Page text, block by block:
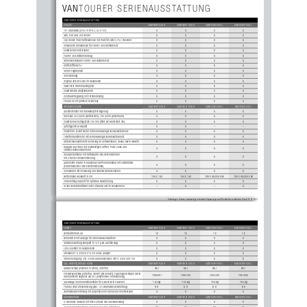
VANTOURER SERIENAUSSTATTUNG
Chassis
VANT ourer 540 D VANT ourer 600 D VANT ourer 600 L
VANTourer 630 L
15"-Stahlräder (215/70 R15 C; 6J X 15")
X X X
X
ABS, ESP, ASR, Hill Holder
X X X
X
Cup Holder in der Mittelkonsole mit Platz für zwei 0,75-l-Flaschen
X X X
X
Verkleidete Drehkonsole für Fahrer- und Beifahrersitz
X X X
X
Elektrische Fensterheber
X X X
X
Fahrer- und Beifahrerairbag
X X X
X
Höhenverstellbarer Fahrer- und Beifahrersitz
X X X
X
Kraftstofftank  75 l
X X X
X
Serien-Tagfahrlicht
X X X
X
Servolenkung
X X X
X
Original Verzurr-Ösen im Heckboden
X X X
X
VANTourer Fahrerhausteppich
X X X
X
Elektronische Wegfahrsperre
X X X
X
Zentralverriegelung mit Fernbedienung
X X X
X
Fix and Go Kit (anstelle Ersatzrad)
X X X
X
Wohnen/Schlafen
VANT ourer 540 D VANT ourer 600 D VANT ourer 600 L
VANTourer 630 L
Ausstellfenster mit Druckknopfverriegelung
X X X
X
Dachluke  40 x 40 cm  (Bettbereich),  70 x 50 cm  (Wohnraum)
X X X
X
Elektrische Einstiegsstufe 700 mm (fährt bei Motorstart ein) X X X
X
Aufstiegshilfe Heckbett
X X –
–
Plastoform-Isolierfenster mit Verdunkelungsrollo/Moskitoschutz
X X X
X
Toilettenraumfenster mit Verdunkelungsrollo/Moskitoschutz
X X X
X
Kältebrückenoptimierte Isolierung an Seitenwänden, Decke sowie Hecktür
X X X
X
Klappen und Türen mit hochwertigen Griffen, Push Locks und
stabilen Möbelscharnieren
X X X
X
Deckenstaufächer mit Rüttelkante und Zwischenböden
mit 3-facher Höhenverstellung
X X X
X
Automotive Polster in Kunstleder-Stoff-Kombination mit Sichtnähten
(Fahrerhaussitze und Dinettensitzbank)
X X X
X
Schubladen mit Vollauszug und stabilen Möbelschienen
X X X
X
Bettenmaße Heckbett in cm
194 x 140 194 x 140 180 x 95/200 x 95
190 x 95/200 x 95
Vorbereitung Hubbett für optionale Nachrüstung
X X X
X
Große Bodenstaufächer unter Sitzbank und im Heckbereich
– X – X
VANTOURER SERIENAUSSTATTUNG
Änderungen, Irrtümer, werksseitige technische Anpassungen und Druckfehler vorbehalten. Stand: 01.01.2021
VANTOURER SERIENAUSSTATTUNG
Elektro
VANT ourer 540 D VANT ourer 600 D VANT ourer 600 L
VANTourer 630 L
Bordbatterie  95 Ah
1 x 1 x 1 x
1 x
Bordcontrol mit Anzeige für Strom/Wasser/Batterie
X X X
X
Innenbeleuchtung komplett in 12 V (LED-Ausführung) X X X
X
LED-Leuchten im Heckbereich
X X X
X
Steckdose 1 x 230 V/2 x 12 V/2 x USB-Adapter X X X
X
Stromversorgung: 230-V-Euro-Außenanschluss mit FI, 230 V und 12 V X X X
X
Gas, Heizung, Wasser, Klima
VANT ourer 540 D VANT ourer 600 D VANT ourer 600 L
VANTourer 630 L
Abwassertank (Volumen in Litern), Unterflur
85 l 85 l 85 l
85 l
Frischwassertank (Unterflur, isoliert und beheizt), Fassungsvermögen durch
Überlaufventil begrenzt auf 20 l (empfohlene Fahrbefüllung) 105 l/20 l 105 l/20 l 105 l/20 l
105 l/20 l
Gasanlage im Sicherheitsbehälter für Gasvorrat in Flaschen
1 x 3 kg 1 x 3 kg 1 x 3 kg
1 x 3 kg
Truma Combi Dieselheizung (inkl. 12-l-Warmwasserbereitung)
D 6 D 6 D 6
D 6
Warmwasserverteilung mit Anschlüssen in Küche und Toilettenraum
X X X
X
Küchenbereich
VANT ourer 540 D VANT ourer 600 D VANT ourer 600 L
VANTourer 630 L
2-Flammen-Gasherd mit Piezo-Zünder und Glasabdeckung
X X X
X